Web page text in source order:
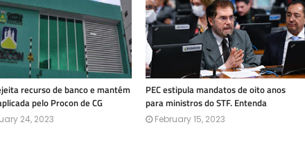
recurso de banco e mantém
pelo Procon de CG
24, 2023
PEC estipula mandatos de oito anos
para ministros do STF. Entenda
February 15, 2023